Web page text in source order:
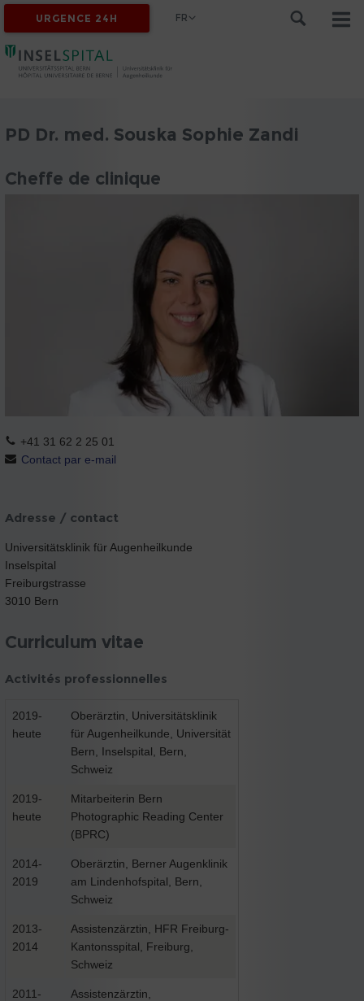
URGENCE 24H FR
PD Dr. med. Souska Sophie Zandi
Cheffe de clinique
+41 31 62 2 25 01
Contact par e-mail
Adresse / contact
Universitätsklinik für Augenheilkunde
Inselspital
Freiburgstrasse
3010 Bern
Curriculum vitae
Activités professionnelles
2019-
heute
Oberärztin, Universitätsklinik
für Augenheilkunde, Universität
Bern, Inselspital, Bern,
Schweiz
2019-
heute
Mitarbeiterin Bern
Photographic Reading Center
(BPRC)
2014-
2019
Oberärztin, Berner Augenklinik
am Lindenhofspital, Bern,
Schweiz
2013-
2014
Assistenzärztin, HFR Freiburg-
Kantonsspital, Freiburg,
Schweiz
2011-
Assistenzärztin,